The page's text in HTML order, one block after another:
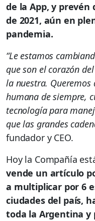
de la App, y prevén
de 2021, aún en
pandemia.
“Le estamos
que son el corazón
la nuestra. Queremos
humana de siempre,
tecnología para
que las grandes
fundador y CEO.
Hoy la Compañía
vende un artículo
a multiplicar por 6
ciudades del país,
toda la Argentina y